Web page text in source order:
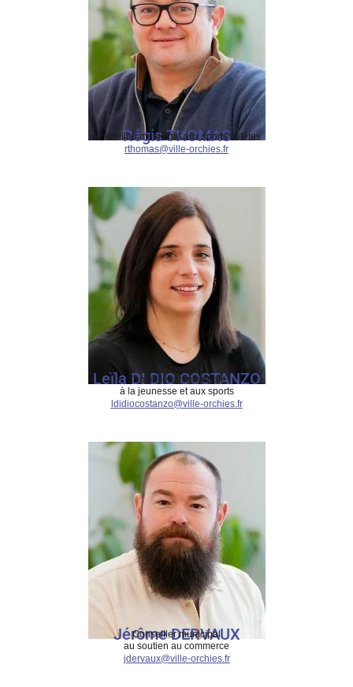
Régis THOMAS
Conseiller municipal aux sports et fêtes
rthomas@ville-orchies.fr
Leïla DI DIO COSTANZO
Conseillère municipale
à la jeunesse et aux sports
ldidiocostanzo@ville-orchies.fr
Jérôme DERVAUX
Conseiller municipal
au soutien au commerce
jdervaux@ville-orchies.fr